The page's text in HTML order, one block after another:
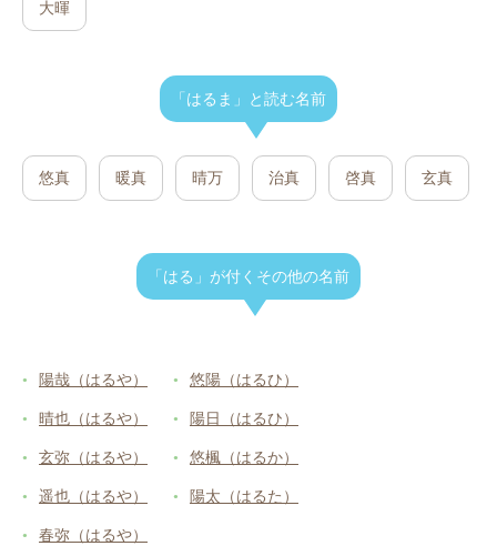
大暉
「はるま」と読む名前
悠真 暖真 晴万 治真 啓真 玄真
「はる」が付くその他の名前
陽哉（はるや）
晴也（はるや）
玄弥（はるや）
遥也（はるや）
春弥（はるや）
悠陽（はるひ）
陽日（はるひ）
悠楓（はるか）
陽太（はるた）